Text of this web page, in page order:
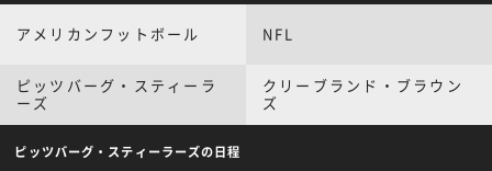
アメリカンフットボール NFL
ピッツバーグ・スティーラ
ーズ
クリーブランド・ブラウン
ズ
ピッツバーグ・スティーラーズの日程